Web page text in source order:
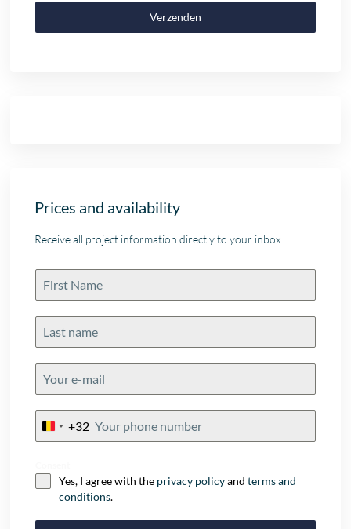
Verzenden
Prices and availability
Receive all project information directly to your inbox.
Belgium
+32
Yes, I agree with the privacy policyandterms and
conditions.